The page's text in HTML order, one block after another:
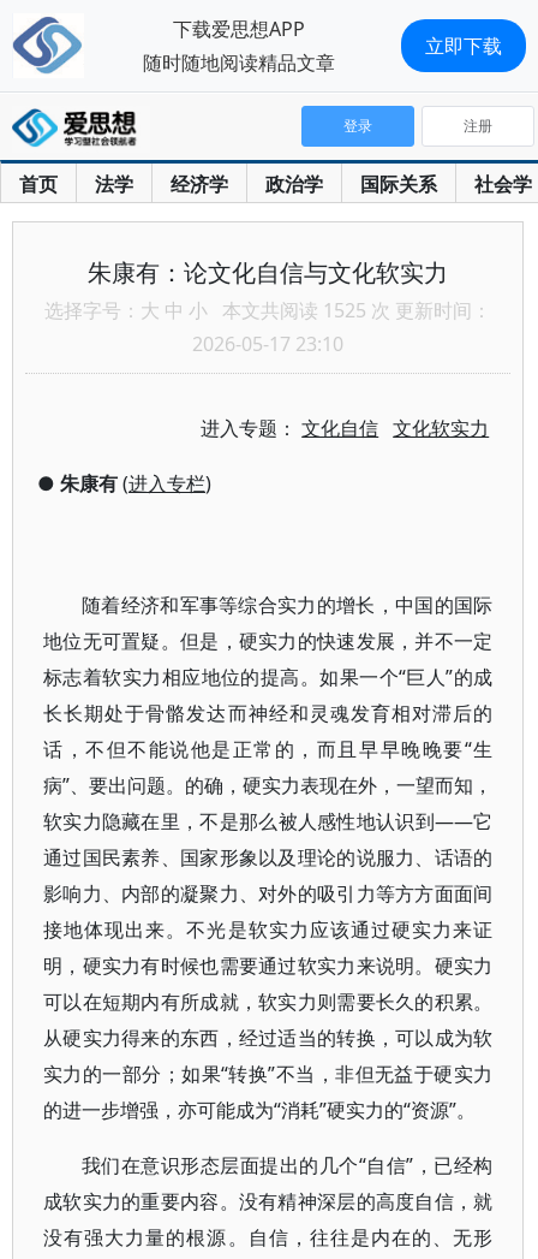
首页 法学 经济学 政治学 国际关系 社会学
登录 注册
朱康有：论文化自信与文化软实力
选择字号： 大 中 小 本文共阅读 1525 次 更新时间：
2026-05-17 23:10
进入专题：文化自信 文化软实力
● 朱康有(进入专栏)
随着经济和军事等综合实力的增长，中国的国际
地位无可置疑。但是，硬实力的快速发展，并不一定
标志着软实力相应地位的提高。如果一个“巨人”的成
长长期处于骨骼发达而神经和灵魂发育相对滞后的
话，不但不能说他是正常的，而且早早晚晚要“生
病”、要出问题。的确，硬实力表现在外，一望而知，
软实力隐藏在里，不是那么被人感性地认识到——它
通过国民素养、国家形象以及理论的说服力、话语的
影响力、内部的凝聚力、对外的吸引力等方方面面间
接地体现出来。不光是软实力应该通过硬实力来证
明，硬实力有时候也需要通过软实力来说明。硬实力
可以在短期内有所成就，软实力则需要长久的积累。
从硬实力得来的东西，经过适当的转换，可以成为软
实力的一部分；如果“转换”不当，非但无益于硬实力
的进一步增强，亦可能成为“消耗”硬实力的“资源”。
我们在意识形态层面提出的几个“自信”，已经构
成软实力的重要内容。没有精神深层的高度自信，就
没有强大力量的根源。自信，往往是内在的、无形
下载爱思想APP
随时随地阅读精品文章
立即下载